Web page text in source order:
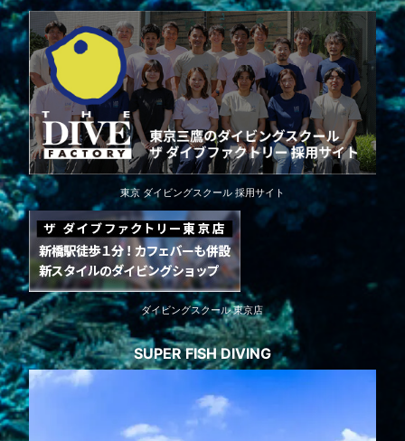
東京 ダイビングスクール 採用サイト
ダイビングスクール 東京店
SUPER FISH DIVING